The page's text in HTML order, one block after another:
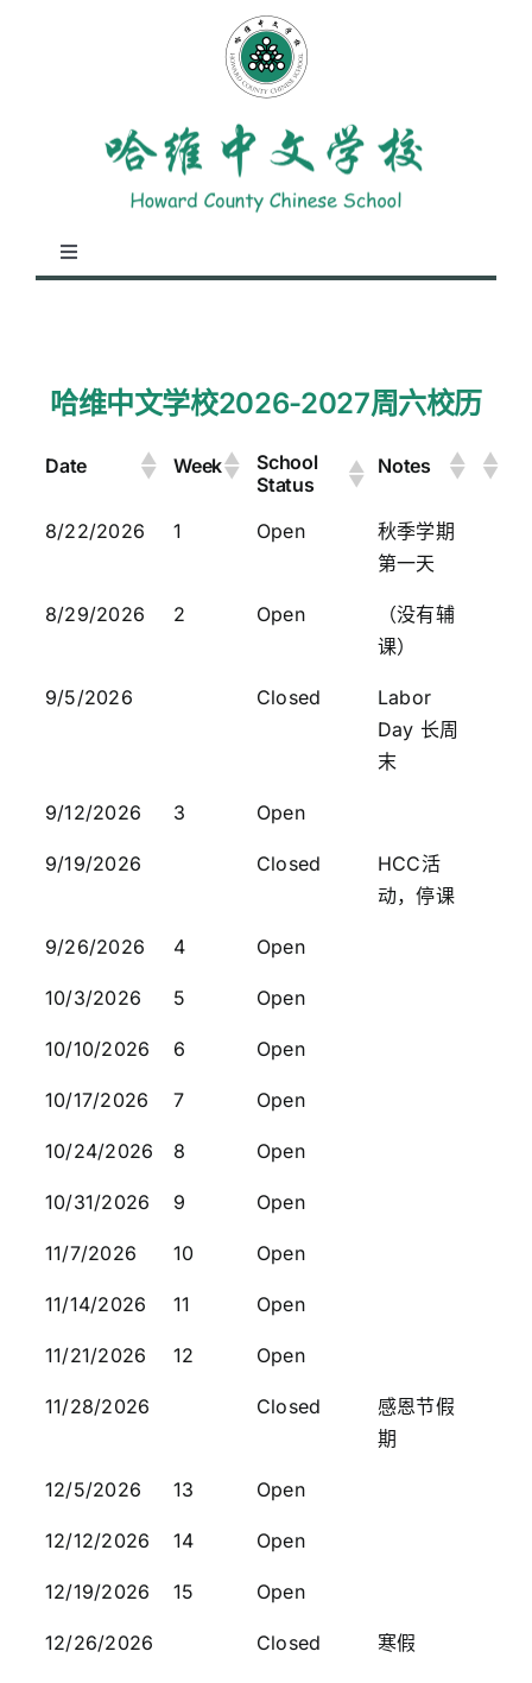
切
教学安排
学生园地
哈维要闻
注册系统登陆
索：
EN
哈维中文学校2026-2027周六校历
Date Week
School
Status
Notes
8/22/2026 1 Open
秋季学期
第一天
8/29/2026 2 Open
（没有辅
课）
9/5/2026 Closed
Labor
Day 长周
末
9/12/2026 3 Open
9/19/2026 Closed
HCC活
动，停课
9/26/2026 4 Open
10/3/2026 5 Open
10/10/2026 6 Open
10/17/2026 7 Open
10/24/2026 8 Open
10/31/2026 9 Open
11/7/2026 10 Open
11/14/2026 11 Open
11/21/2026 12 Open
11/28/2026 Closed
感恩节假
期
12/5/2026 13 Open
12/12/2026 14 Open
12/19/2026 15 Open
12/26/2026 Closed 寒假